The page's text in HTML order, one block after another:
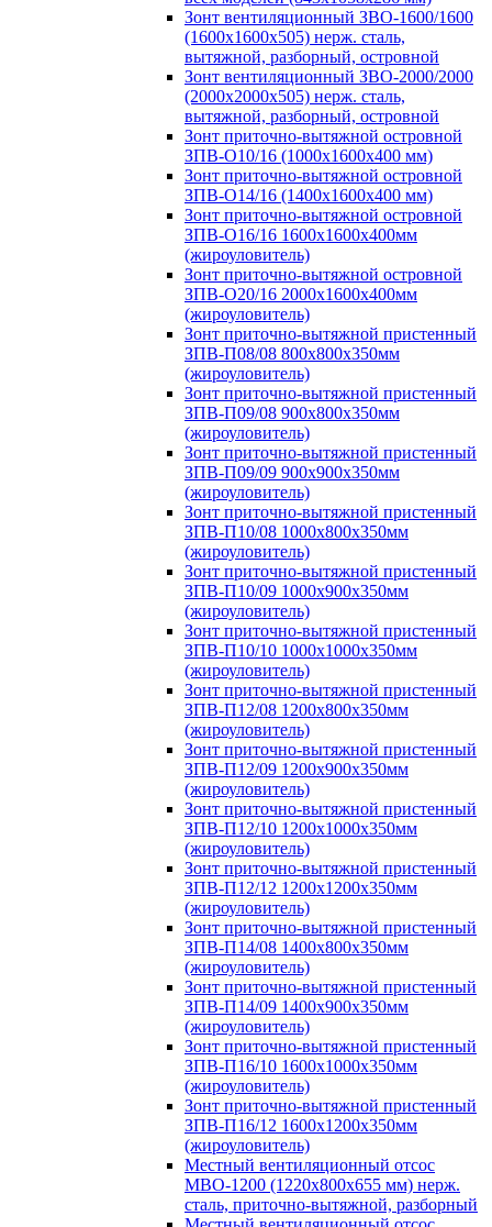
Зонт вентиляционный ЗВО-1600/1600
(1600х1600х505) нерж. сталь,
вытяжной, разборный, островной
Зонт вентиляционный ЗВО-2000/2000
(2000х2000х505) нерж. сталь,
вытяжной, разборный, островной
Зонт приточно-вытяжной островной
ЗПВ-О10/16 (1000х1600х400 мм)
Зонт приточно-вытяжной островной
ЗПВ-О14/16 (1400х1600х400 мм)
Зонт приточно-вытяжной островной
ЗПВ-О16/16 1600х1600х400мм
(жироуловитель)
Зонт приточно-вытяжной островной
ЗПВ-О20/16 2000х1600х400мм
(жироуловитель)
Зонт приточно-вытяжной пристенный
ЗПВ-П08/08 800х800х350мм
(жироуловитель)
Зонт приточно-вытяжной пристенный
ЗПВ-П09/08 900х800х350мм
(жироуловитель)
Зонт приточно-вытяжной пристенный
ЗПВ-П09/09 900х900х350мм
(жироуловитель)
Зонт приточно-вытяжной пристенный
ЗПВ-П10/08 1000х800х350мм
(жироуловитель)
Зонт приточно-вытяжной пристенный
ЗПВ-П10/09 1000х900х350мм
(жироуловитель)
Зонт приточно-вытяжной пристенный
ЗПВ-П10/10 1000х1000х350мм
(жироуловитель)
Зонт приточно-вытяжной пристенный
ЗПВ-П12/08 1200х800х350мм
(жироуловитель)
Зонт приточно-вытяжной пристенный
ЗПВ-П12/09 1200х900х350мм
(жироуловитель)
Зонт приточно-вытяжной пристенный
ЗПВ-П12/10 1200х1000х350мм
(жироуловитель)
Зонт приточно-вытяжной пристенный
ЗПВ-П12/12 1200х1200х350мм
(жироуловитель)
Зонт приточно-вытяжной пристенный
ЗПВ-П14/08 1400х800х350мм
(жироуловитель)
Зонт приточно-вытяжной пристенный
ЗПВ-П14/09 1400х900х350мм
(жироуловитель)
Зонт приточно-вытяжной пристенный
ЗПВ-П16/10 1600х1000х350мм
(жироуловитель)
Зонт приточно-вытяжной пристенный
ЗПВ-П16/12 1600х1200х350мм
(жироуловитель)
Местный вентиляционный отсос
МВО-1200 (1220х800х655 мм) нерж.
сталь, приточно-вытяжной, разборный